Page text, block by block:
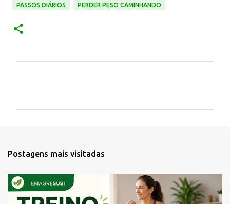
PASSOS DIÁRIOS PERDER PESO CAMINHANDO
e
i
o
s
Postagens mais visitadas